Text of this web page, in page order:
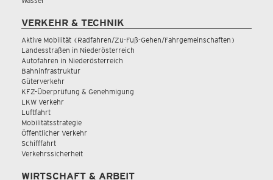
VERKEHR & TECHNIK
Aktive Mobilität (Radfahren/Zu-Fuß-Gehen/Fahrgemeinschaften)
Landesstraßen in Niederösterreich
Autofahren in Niederösterreich
Bahninfrastruktur
Güterverkehr
KFZ-Überprüfung & Genehmigung
LKW Verkehr
Luftfahrt
Mobilitätsstrategie
Öffentlicher Verkehr
Schifffahrt
Verkehrssicherheit
WIRTSCHAFT & ARBEIT